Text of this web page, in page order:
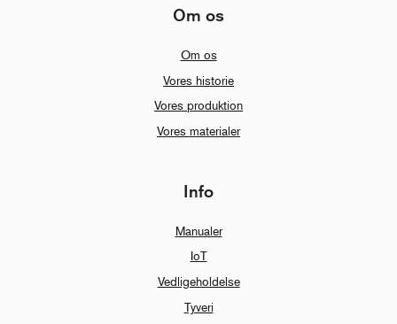
Om os
Om os
Vores historie
Vores produktion
Vores materialer
Info
Manualer
IoT
Vedligeholdelse
Tyveri